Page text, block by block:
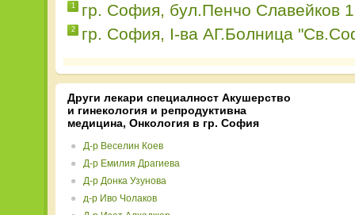
1 гр. София, бул.Пенчо Славейков
2 гр. София, I-ва АГ.Болница
Други лекари специалност Акушерство
и гинекология и репродуктивна
медицина, Онкология в гр. София
Д-р Веселин Коев
Д-р Емилия Драгиева
Д-р Донка Узунова
д-р Иво Чолаков